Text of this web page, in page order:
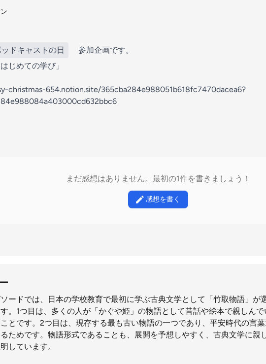
ドキャストの日
参加企画です。
じめての学び」
christmas-654.notion.site/365cba284e988051b618fc7470dacea6?
まだ感想はありません。最初の1件を書きましょう！
感想を書く
ードでは、日本の学校教育で最初に学ぶ古典文学として「竹取物語」が
。1つ目は、多くの人が「かぐや姫」の物語として昔話や絵本で親しん
とです。2つ目は、現存する最も古い物語の一つであり、平安時代の言
ためです。物語形式であることも、展開を予想しやすく、古典文学に親
しています。